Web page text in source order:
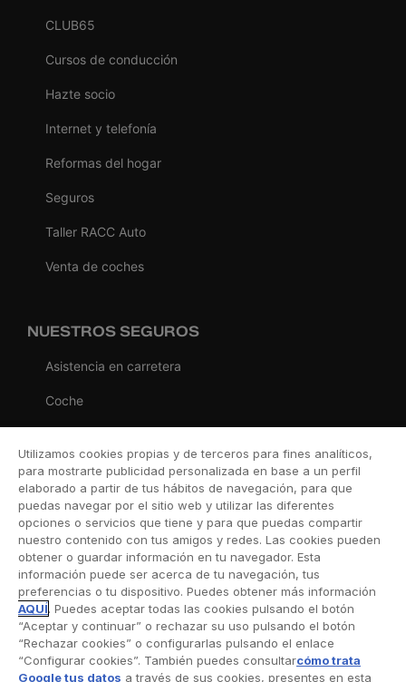
CLUB65
Cursos de conducción
Hazte socio
Internet y telefonía
Reformas del hogar
Seguros
Taller RACC Auto
Venta de coches
NUESTROS SEGUROS
Asistencia en carretera
Coche
Viaje
Hogar
Vida
Decesos
Dental
Deportivo
Esquí
Utilizamos cookies propias y de terceros para fines analíticos,
para mostrarte publicidad personalizada en base a un perfil
elaborado a partir de tus hábitos de navegación, para que
puedas navegar por el sitio web y utilizar las diferentes
opciones o servicios que tiene y para que puedas compartir
nuestro contenido con tus amigos y redes. Las cookies pueden
obtener o guardar información en tu navegador. Esta
información puede ser acerca de tu navegación, tus
preferencias o tu dispositivo. Puedes obtener más información
AQUÍ. Puedes aceptar todas las cookies pulsando el botón
“Aceptar y continuar” o rechazar su uso pulsando el botón
“Rechazar cookies” o configurarlas pulsando el enlace
“Configurar cookies”. También puedes consultarcómo trata
Google tus datos a través de sus cookies, presentes en esta